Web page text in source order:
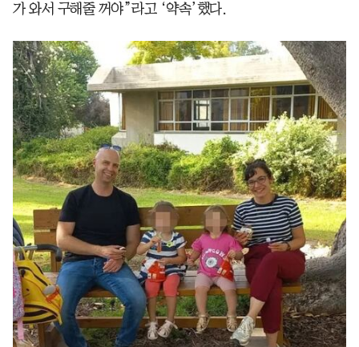
가 와서 구해줄 꺼야”라고 ‘약속’했다.